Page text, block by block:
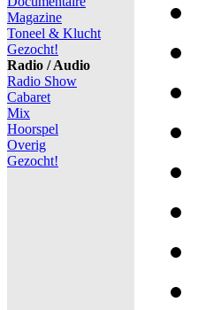
Magazine
Toneel & Klucht
Gezocht!
Radio / Audio
Radio Show
Cabaret
Mix
Hoorspel
Overig
Gezocht!